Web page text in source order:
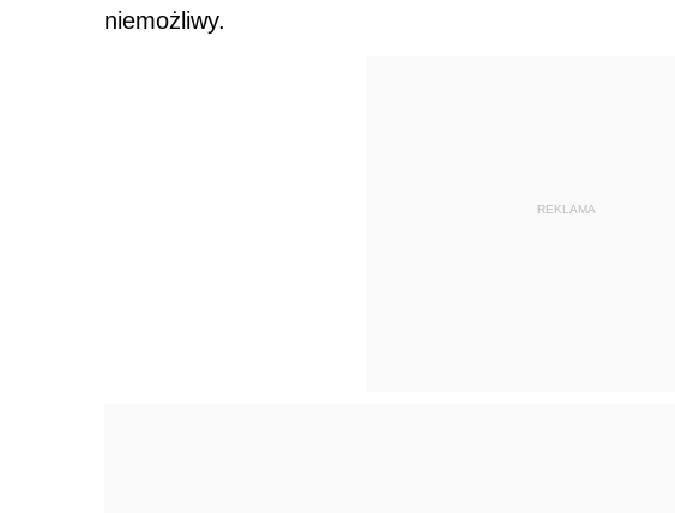
niemożliwy.
REKLAMA